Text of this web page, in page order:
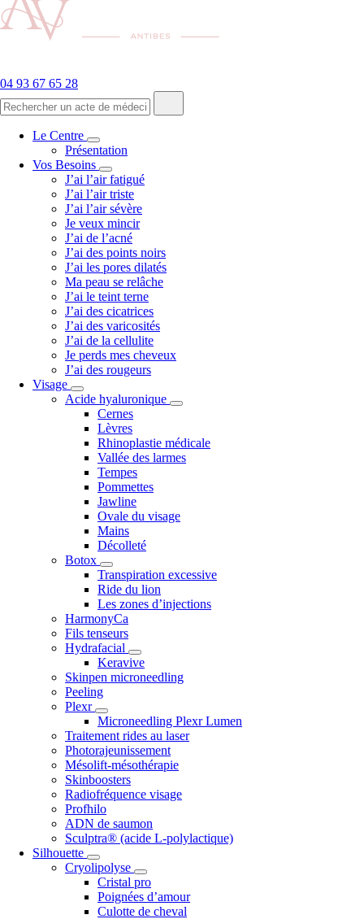
04 93 67 65 28
Le Centre
Présentation
Vos Besoins
J’ai l’air fatigué
J’ai l’air triste
J’ai l’air sévère
Je veux mincir
J’ai de l’acné
J’ai des points noirs
J’ai les pores dilatés
Ma peau se relâche
J’ai le teint terne
J’ai des cicatrices
J’ai des varicosités
J’ai de la cellulite
Je perds mes cheveux
J’ai des rougeurs
Visage
Acide hyaluronique
Cernes
Lèvres
Rhinoplastie médicale
Vallée des larmes
Tempes
Pommettes
Jawline
Ovale du visage
Mains
Décolleté
Botox
Transpiration excessive
Ride du lion
Les zones d’injections
HarmonyCa
Fils tenseurs
Hydrafacial
Keravive
Skinpen microneedling
Peeling
Plexr
Microneedling Plexr Lumen
Traitement rides au laser
Photorajeunissement
Mésolift-mésothérapie
Skinboosters
Radiofréquence visage
Profhilo
ADN de saumon
Sculptra® (acide L-polylactique)
Silhouette
Cryolipolyse
Cristal pro
Poignées d’amour
Culotte de cheval